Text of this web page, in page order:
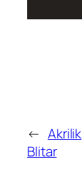
← Akrilik
Blitar